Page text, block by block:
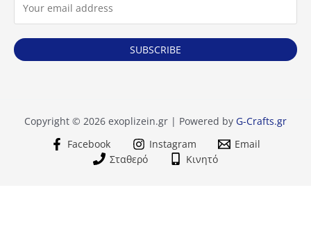
SUBSCRIBE
Copyright © 2026 exoplizein.gr | Powered by G-Crafts.gr
Facebook
Instagram
Email
Σταθερό
Κινητό